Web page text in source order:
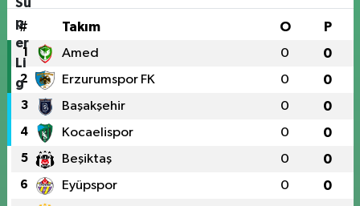
# Takım O P
1 Amed 0 0
2 Erzurumspor FK 0 0
3 Başakşehir 0 0
4 Kocaelispor 0 0
5 Beşiktaş 0 0
6 Eyüpspor 0 0